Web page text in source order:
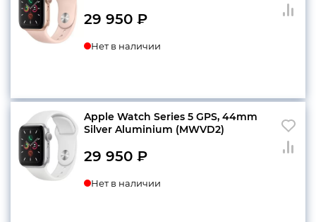
29 950 ₽
Нет в наличии
Apple Watch Series 5 GPS, 44mm
Silver Aluminium (MWVD2)
29 950 ₽
Нет в наличии